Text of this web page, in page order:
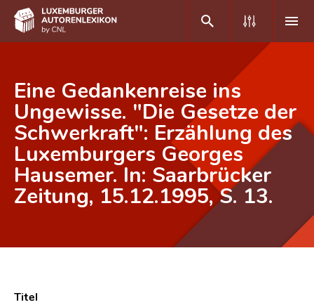
DE FR
Home
Autor(inn)en A-Z
Erweiterte Suche
CNL
Kontakt
Eine Gedankenreise ins
Ungewisse. "Die Gesetze der
Schwerkraft": Erzählung des
Luxemburgers Georges
Hausemer. In: Saarbrücker
Zeitung, 15.12.1995, S. 13.
Titel